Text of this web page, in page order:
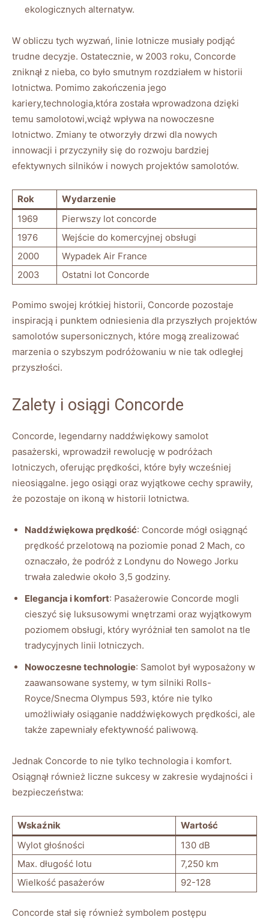
ekologicznych ⁣alternatyw.
W obliczu tych wyzwań, linie lotnicze musiały​ podjąć
trudne‌ decyzje. Ostatecznie, w ⁢2003 ⁢roku, Concorde
‍zniknął ⁤z nieba,​ co⁣ było​ smutnym ⁣rozdziałem ⁢w historii
lotnictwa. ⁤Pomimo zakończenia ⁤jego
kariery,technologia,która została wprowadzona dzięki‍
temu samolotowi,wciąż wpływa na⁣ nowoczesne
lotnictwo. Zmiany te otworzyły drzwi dla nowych
innowacji i przyczyniły się do rozwoju⁤ bardziej
efektywnych silników ⁤i nowych projektów ⁤samolotów.
Rok
Wydarzenie
1969
Pierwszy lot ⁣concorde
1976
Wejście do komercyjnej obsługi
2000
Wypadek ⁣Air France
2003
Ostatni lot Concorde
Pomimo swojej krótkiej historii, Concorde pozostaje
inspiracją i punktem ‌odniesienia dla przyszłych projektów
samolotów supersonicznych, które mogą zrealizować
marzenia o‌ szybszym podróżowaniu w nie tak ‍odległej
przyszłości.
Zalety ⁤i osiągi Concorde
Concorde, legendarny naddźwiękowy samolot
pasażerski, wprowadził rewolucję⁣ w podróżach
lotniczych, oferując prędkości, które ⁢były‌ wcześniej
nieosiągalne. jego osiągi oraz wyjątkowe cechy sprawiły,
że​ pozostaje ⁣on ikoną⁣ w historii lotnictwa.
Naddźwiękowa‌ prędkość: Concorde mógł osiągnąć
prędkość przelotową na poziomie⁤ ponad 2 Mach, co
oznaczało, ⁤że podróż z‍ Londynu do Nowego Jorku⁤
trwała zaledwie około 3,5 godziny.
Elegancja i komfort: ⁣Pasażerowie⁢ Concorde mogli
cieszyć się luksusowymi⁣ wnętrzami oraz⁤ wyjątkowym
poziomem obsługi, który wyróżniał ten ⁢samolot na tle
‍tradycyjnych linii lotniczych.
Nowoczesne technologie: Samolot był wyposażony w
zaawansowane‌ systemy, w tym⁢ silniki Rolls-
Royce/Snecma Olympus 593,⁣ które nie tylko
umożliwiały osiąganie naddźwiękowych prędkości, ale
także zapewniały efektywność​ paliwową.
Jednak Concorde to nie tylko technologia i komfort.⁣
Osiągnął również liczne sukcesy w zakresie wydajności i
bezpieczeństwa:
Wskaźnik
Wartość
Wylot głośności
130 dB
Max. ⁢długość lotu
7,250 km
Wielkość pasażerów
92-128
Concorde‌ stał się również symbolem ​postępu